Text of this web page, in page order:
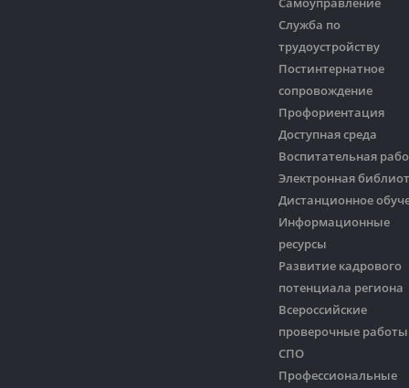
Служба по
трудоустройству
Постинтернатное
сопровождение
Профориентация
Доступная среда
Воспитательная
Электронная
Дистанционное
Информационные
ресурсы
Развитие кадрового
потенциала региона
Всероссийские
проверочные работы
СПО
Профессиональные